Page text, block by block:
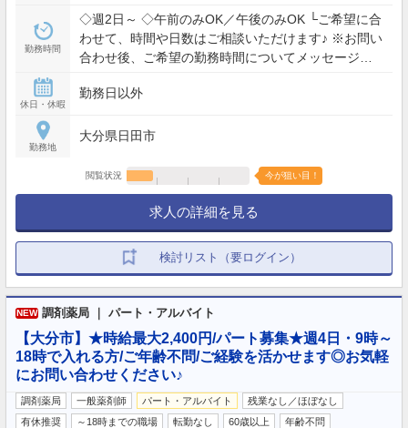
勤務時間
◇週2日～ ◇午前のみOK／午後のみOK └ご希望に合
わせて、時間や日数はご相談いただけます♪ ※お問い
合わせ後、ご希望の勤務時間についてメッセージに
18:00 / 土 9:00～17:30
休日・休暇
勤務日以外
勤務地
大分県日田市
閲覧状況 今が狙い目！
求人の詳細を見る
検討リスト（要ログイン）
NEW 調剤薬局 ｜ パート・アルバイト
【大分市】★時給最大2,400円/パート募集★週4日・9時～
18時で入れる方/ご年齢不問/ご経験を活かせます◎お気軽
にお問い合わせください♪
調剤薬局 一般薬剤師 パート・アルバイト
残業なし／ほぼなし
有休推奨
～18時までの職場 転勤なし 60歳以上
年齢不問